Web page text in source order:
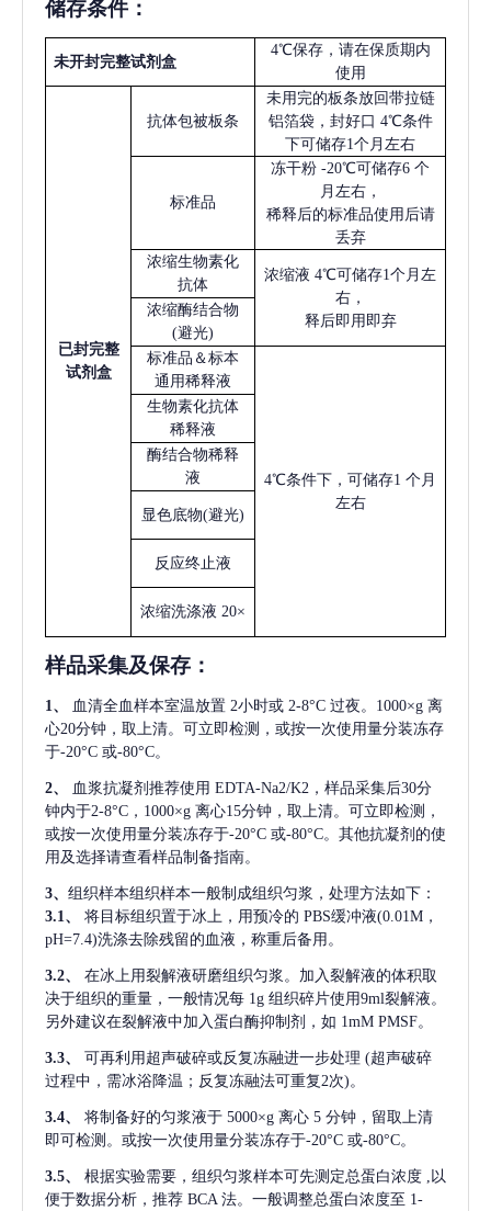
储存条件：
未开封完整试剂盒
4℃保存，请在保质期内
使用
已封完整
试剂盒
抗体包被板条
未用完的板条放回带拉链
铝箔袋，封好口 4℃条件
下可储存1个月左右
标准品
冻干粉 -20℃可储存6 个
月左右，
稀释后的标准品使用后请
丢弃
浓缩生物素化
抗体
浓缩液 4℃可储存1个月左
右，
释后即用即弃
浓缩酶结合物
(避光)
标准品＆标本
通用稀释液
4℃条件下，可储存1 个月
左右
生物素化抗体
稀释液
酶结合物稀释
液
显色底物(避光)
反应终止液
浓缩洗涤液 20×
样品采集及保存 ：
1、 血清全血样本室温放置 2小时或 2-8°C 过夜。1000×g 离
心20分钟，取上清。可立即检测，或按一次使用量分装冻存
于-20°C 或-80°C。
2、 血浆抗凝剂推荐使用 EDTA-Na2/K2，样品采集后30分
钟内于2-8°C，1000×g 离心15分钟，取上清。可立即检测，
或按一次使用量分装冻存于-20°C 或-80°C。其他抗凝剂的使
用及选择请查看样品制备指南。
3、 组织样本组织样本一般制成组织匀浆，处理方法如下：
3.1、
将目标组织置于冰上，用预冷的 PBS缓冲液(0.01M，
pH=7.4)洗涤去除残留的血液，称重后备用。
3.2、
在冰上用裂解液研磨组织匀浆。加入裂解液的体积取
决于组织的重量，一般情况每 1g 组织碎片使用9ml裂解液。
另外建议在裂解液中加入蛋白酶抑制剂，如 1mM PMSF。
3.3、 可再利用超声破碎或反复冻融进一步处理 (超声破碎
过程中，需冰浴降温；反复冻融法可重复2次)。
3.4、 将制备好的匀浆液于 5000×g 离心 5 分钟，留取上清
即可检测。或按一次使用量分装冻存于-20°C 或-80°C。
3.5、 根据实验需要，组织匀浆样本可先测定总蛋白浓度
,以
便于数据分析，推荐 BCA 法。一般调整总蛋白浓度至 1-